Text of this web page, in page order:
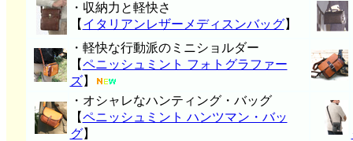
・収納力と軽快さ
【 イタリアンレザーメディスンバッグ】
・軽快な行動派のミニショルダー
【ペニッシュミント フォトグラファー
ズ】
・オシャレなハンティング・バッグ
【ペニッシュミント ハンツマン・バッ
グ】